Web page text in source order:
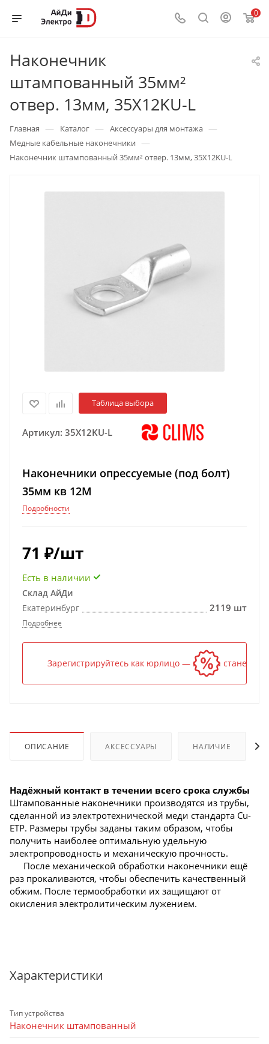
0
Наконечник
штампованный 35мм²
отвер. 13мм, 35X12KU-L
Главная — Каталог — Аксессуары для монтажа —
Медные кабельные наконечники —
Наконечник штампованный 35мм² отвер. 13мм, 35X12KU-L
Таблица выбора
Артикул: 35X12KU-L
Наконечники опрессуемые (под болт)
35мм кв 12М
Подробности
71 ₽/шт
Есть в наличии
Склад АйДи
Екатеринбург
2119 шт
Подробнее
Зарегистрируйтесь как юрлицо — и цена станет
ОПИСАНИЕ АКСЕССУАРЫ НАЛИЧИЕ
Надёжный контакт в течении всего срока службы
Штампованные наконечники производятся из трубы,
сделанной из электротехнической меди стандарта Cu-
ETP. Размеры трубы заданы таким образом, чтобы
получить наиболее оптимальную удельную
электропроводность и механическую прочность.
После механической обработки наконечники ещё
раз прокаливаются, чтобы обеспечить качественный
обжим. После термообработки их защищают от
окисления электролитическим лужением.
Характеристики
Тип устройства
Наконечник штампованный